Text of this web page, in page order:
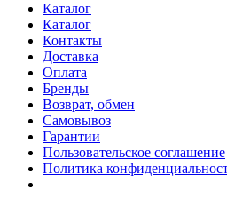
Каталог
Каталог
Контакты
Доставка
Оплата
Бренды
Возврат, обмен
Самовывоз
Гарантии
Пользовательское соглашение
Политика